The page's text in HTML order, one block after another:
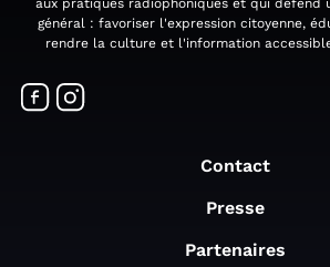
aux pratiques radiophoniques et qui défend
général : favoriser l'expression citoyenne,
rendre la culture et l'information
Contact
Presse
Partenaires